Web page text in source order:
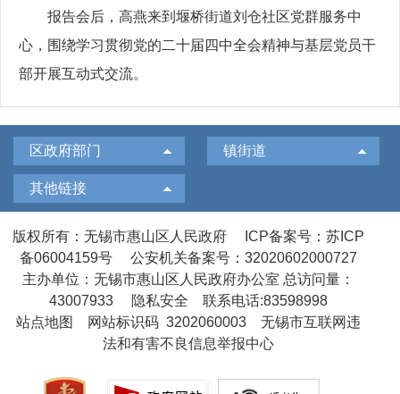
报告会后，高燕来到堰桥街道刘仓社区党群服务中
心，围绕学习贯彻党的二十届四中全会精神与基层党员干
部开展互动式交流。
区政府部门 镇街道
其他链接
版权所有：无锡市惠山区人民政府
ICP备案号：苏ICP
备06004159号
公安机关备案号：32020602000727
主办单位：无锡市惠山区人民政府办公室 总访问量：
43007933
隐私安全
联系电话:83598998
站点地图
网站标识码 3202060003
无锡市互联网违
法和有害不良信息举报中心